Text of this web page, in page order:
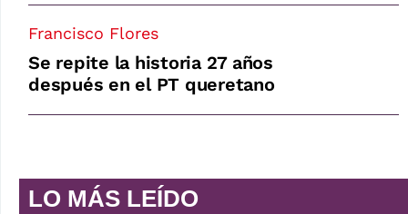
Francisco Flores
Se repite la historia 27 años
después en el PT queretano
LO MÁS LEÍDO